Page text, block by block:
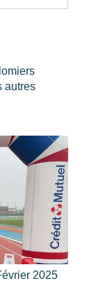
autres
2025